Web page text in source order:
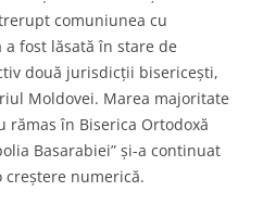
comuniunea cu
a fost lăsată în stare de
două jurisdicții bisericești,
Moldovei. Marea majoritate
în Biserica Ortodoxă
Basarabiei” și-a continuat
numerică.